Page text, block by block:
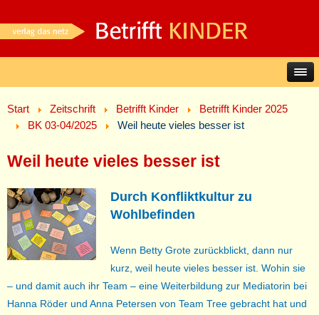
Start Zeitschrift Betrifft Kinder
Betrifft Kinder 2025
BK 03-04/2025
Weil heute vieles besser ist
Weil heute vieles besser ist
Durch Konfliktkultur zu
Wohlbefinden
Wenn Betty Grote zurückblickt, dann nur
kurz, weil heute vieles besser ist. Wohin sie
– und damit auch ihr Team – eine Weiterbildung zur Mediatorin bei
Hanna Röder und Anna Petersen von Team Tree gebracht hat und